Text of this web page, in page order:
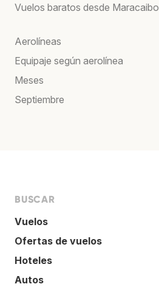
Vuelos baratos desde Maracaibo
Aerolíneas
Equipaje según aerolínea
Meses
Septiembre
BUSCAR
Vuelos
Ofertas de vuelos
Hoteles
Autos